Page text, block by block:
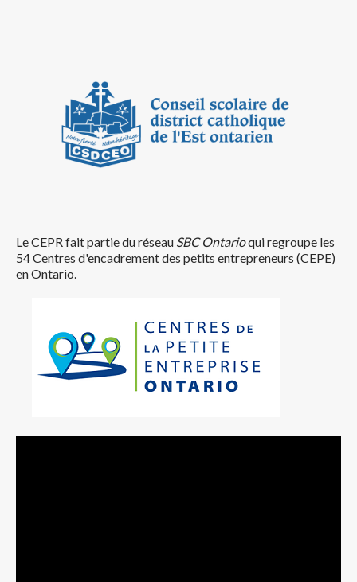
Le CEPR fait partie du réseau SBC Ontarioqui regroupe les
54 Centres d'encadrement des petits entrepreneurs (CEPE)
en Ontario.